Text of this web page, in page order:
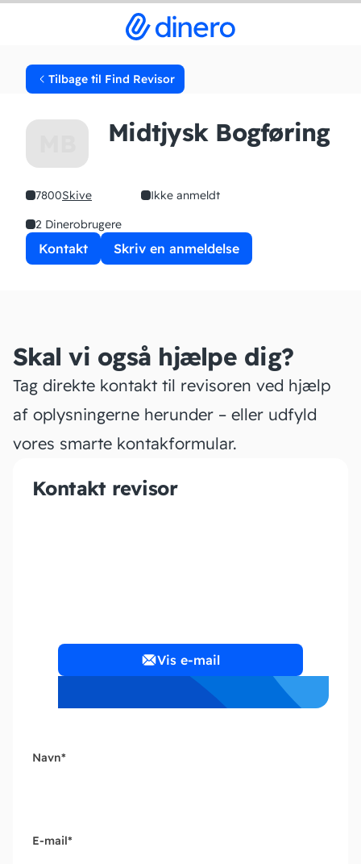
Tilbage til Find Revisor
Midtjysk Bogføring
7800Skive
Ikke anmeldt
2 Dinerobrugere
Kontakt Skriv en anmeldelse
Skal vi også hjælpe dig?
Tag direkte kontakt til revisoren ved hjælp
af oplysningerne herunder – eller udfyld
vores smarte kontakformular.
Kontakt revisor
Vis e-mail
Navn*
E-mail*